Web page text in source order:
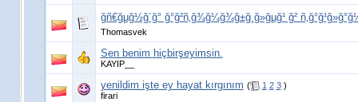
ğñ€ğµğ½ğ´ğ° ğ°ğ²ñ‚ğ¾ğ¼ğ¾ğ±ğ¸ğ»ğµğ¹ ğ²
Thomasvek
Sen benim hiçbirşeyimsin.
KAYIP__
yenildim işte ey hayat kırgınım ( 1 2 3 )
firari